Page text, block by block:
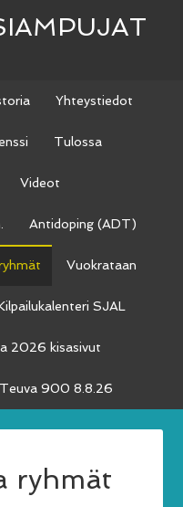
Yhteystiedot
Tulossa
Videot
Antidoping (ADT)
Vuokrataan
SJAL
2026 kisasivut
Teuva 900 8.8.26
ryhmät